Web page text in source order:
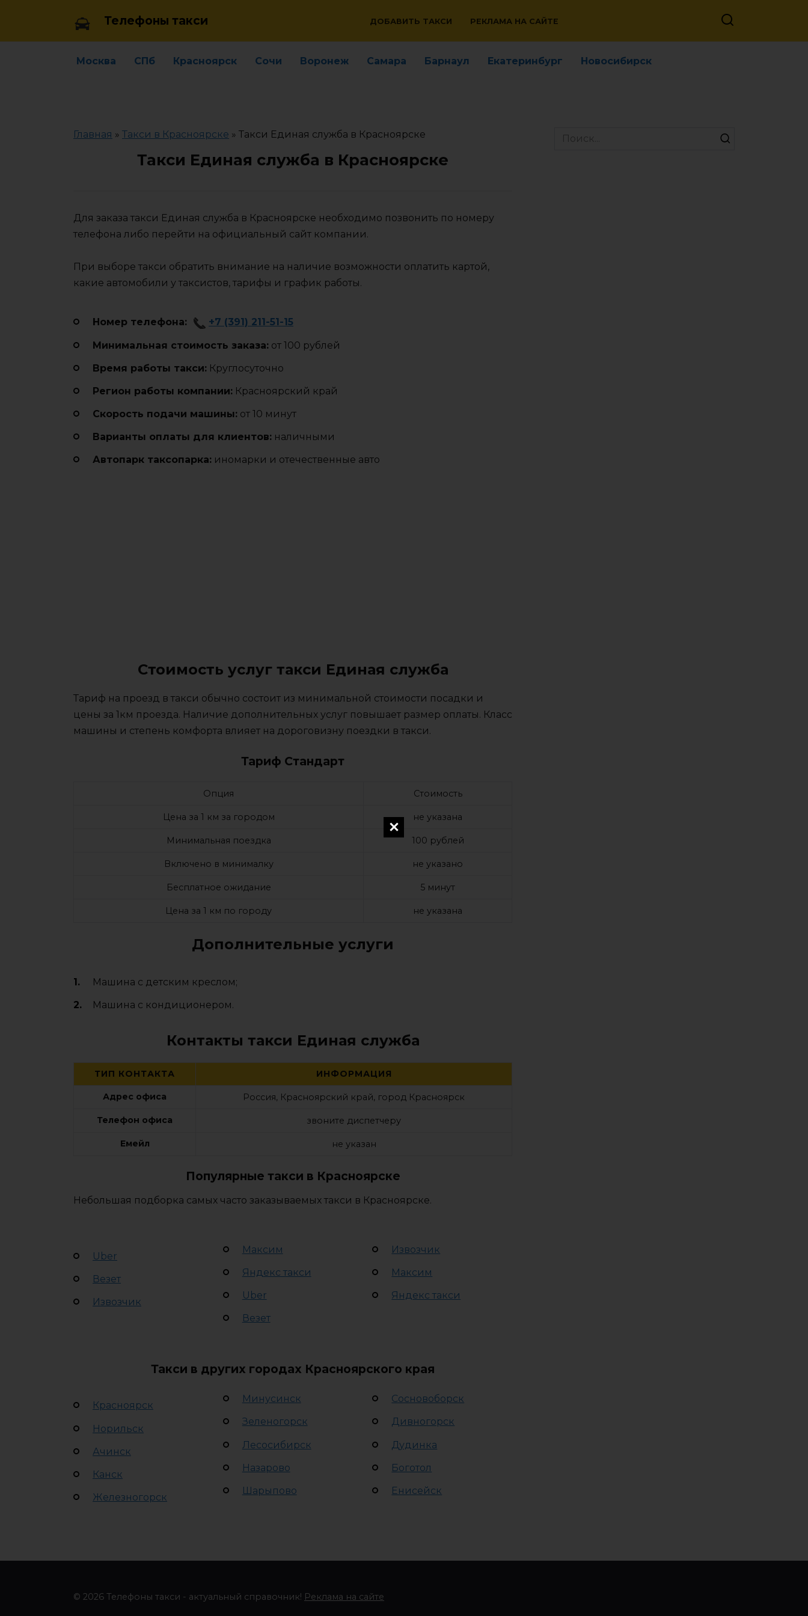
Телефоны такси ДОБАВИТЬ ТАКСИ РЕКЛАМА НА САЙТЕ
Москва СПб Красноярск Сочи Воронеж Самара Барнаул Екатеринбург Новосибирск
Главная » Такси в Красноярске » Такси Единая служба в Красноярске
Такси Единая служба в Красноярске
Для заказа такси Единая служба в Красноярске необходимо позвонить по номеру
телефона либо перейти на официальный сайт компании.
При выборе такси обратить внимание на наличие возможности оплатить картой,
какие автомобили у таксистов, тарифы и график работы.
Номер телефона: +7 (391) 211-51-15
Минимальная стоимость заказа: от 100 рублей
Время работы такси: Круглосуточно
Регион работы компании: Красноярский край
Cкорость подачи машины: от 10 минут
Варианты оплаты для клиентов: наличными
Автопарк таксопарка: иномарки и отечественные авто
Стоимость услуг такси Единая служба
Тариф на проезд в такси обычно состоит из минимальной стоимости посадки и
цены за 1км проезда. Наличие дополнительных услуг повышает размер оплаты. Класс
машины и степень комфорта влияет на дороговизну поездки в такси.
Тариф Стандарт
Опция Стоимость
Цена за 1 км за городом не указана
Минимальная поездка 100 рублей
Включено в минималку не указано
Бесплатное ожидание 5 минут
Цена за 1 км по городу не указана
Дополнительные услуги
Машина с детским креслом;
Машина с кондиционером.
Контакты такси Единая служба
ТИП КОНТАКТА ИНФОРМАЦИЯ
Адрес офиса Россия, Красноярский край, город Красноярск
Телефон офиса звоните диспетчеру
Емейл не указан
Популярные такси в Красноярске
Небольшая подборка самых часто заказываемых такси в Красноярске.
Uber
Везет
Извозчик
Максим
Яндекс такси
Uber
Везет
Извозчик
Максим
Яндекс такси
Такси в других городах Красноярского края
Красноярск
Норильск
Ачинск
Канск
Железногорск
Минусинск
Зеленогорск
Лесосибирск
Назарово
Шарыпово
Сосновоборск
Дивногорск
Дудинка
Боготол
Енисейск
Search
© 2026 Телефоны такси - актуальный справочник! Реклама на сайте